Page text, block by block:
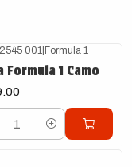
001 |Formula 1
Formula 1 Camo